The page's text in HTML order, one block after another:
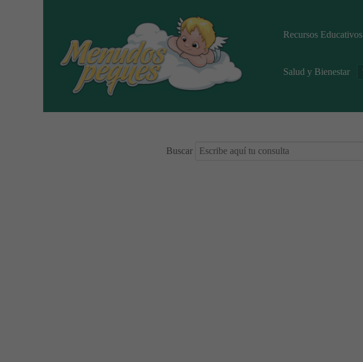
Recursos Educativos
Salud y Bienestar
Buscar